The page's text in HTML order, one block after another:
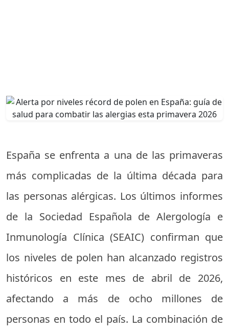
España se enfrenta a una de las primaveras
más complicadas de la última década para
las personas alérgicas. Los últimos informes
de la Sociedad Española de Alergología e
Inmunología Clínica (SEAIC) confirman que
los niveles de polen han alcanzado registros
históricos en este mes de abril de 2026,
afectando a más de ocho millones de
personas en todo el país. La combinación de